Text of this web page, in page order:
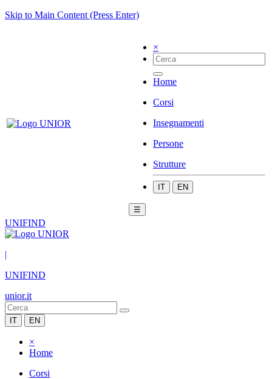
Skip to Main Content (Press Enter)
×
Home
Corsi
Insegnamenti
Persone
Strutture
IT EN
☰
UNIFIND
|
UNIFIND
unior.it
IT EN
×
Home
Corsi